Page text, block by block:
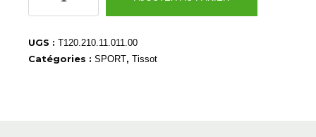
T1202101101100
UGS : T120.210.11.011.00
Catégories : SPORT, Tissot